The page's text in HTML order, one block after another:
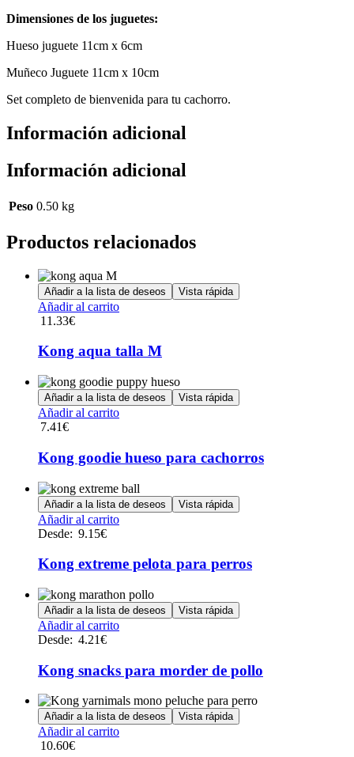
Dimensiones de los juguetes:
Hueso juguete 11cm x 6cm
Muñeco Juguete 11cm x 10cm
Set completo de bienvenida para tu cachorro.
Información adicional
Información adicional
Peso 0.50 kg
Productos relacionados
Añadir a la lista de deseos Vista rápida
Añadir al carrito
11.33€
Kong aqua talla M
Añadir a la lista de deseos Vista rápida
Añadir al carrito
7.41€
Kong goodie hueso para cachorros
Añadir a la lista de deseos Vista rápida
Añadir al carritoEste
múltiples
variantes.
Las
opciones
se
pueden
la
de
producto
Desde: 9.15€
Kong extreme pelota para perros
Añadir a la lista de deseos Vista rápida
Añadir al carritoEste
múltiples
variantes.
Las
opciones
se
pueden
Desde: 4.21€
Kong snacks para morder de pollo
Añadir a la lista de deseos Vista rápida
Añadir al carrito
10.60€